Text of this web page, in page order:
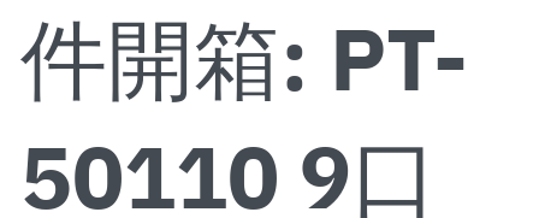
件開箱: PT-
50110 9口